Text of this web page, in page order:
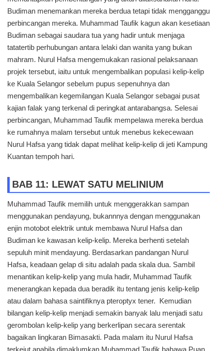
Budiman menemankan mereka berdua tetapi tidak mengganggu
perbincangan mereka. Muhammad Taufik kagun akan kesetiaan
Budiman sebagai saudara tua yang hadir untuk menjaga
tatatertib perhubungan antara lelaki dan wanita yang bukan
mahram. Nurul Hafsa mengemukakan rasional pelaksanaan
projek tersebut, iaitu untuk mengembalikan populasi kelip-kelip
ke Kuala Selangor sebelum pupus sepenuhnya dan
mengembalikan kegemilangan Kuala Selangor sebagai pusat
kajian falak yang terkenal di peringkat antarabangsa. Selesai
perbincangan, Muhammad Taufik mempelawa mereka berdua
ke rumahnya malam tersebut untuk menebus kekecewaan
Nurul Hafsa yang tidak dapat melihat kelip-kelip di jeti Kampung
Kuantan tempoh hari.
BAB 11: LEWAT SATU MELINIUM
Muhammad Taufik memilih untuk menggerakkan sampan
menggunakan pendayung, bukannnya dengan menggunakan
enjin motobot elektrik untuk membawa Nurul Hafsa dan
Budiman ke kawasan kelip-kelip. Mereka berhenti setelah
sepuluh minit mendayung. Berdasarkan pandangan Nurul
Hafsa, keadaan gelap di situ adalah pada skala dua. Sambil
menantikan kelip-kelip yang mula hadir, Muhammad Taufik
menerangkan kepada dua beradik itu tentang jenis kelip-kelip
atau dalam bahasa saintifiknya pteroptyx tener. Kemudian
bilangan kelip-kelip menjadi semakin banyak lalu menjadi satu
gerombolan kelip-kelip yang berkerlipan secara serentak
bagaikan lingkaran Bimasakti. Pada malam itu Nurul Hafsa
terkejut apabila dimaklumkan Muhammad Taufik bahawa Puan